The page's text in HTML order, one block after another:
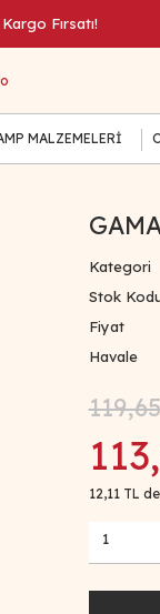
Fırsatı!
MALZEMELERİ
Kategori
Stok
Fiyat
Havale
12,11 TL